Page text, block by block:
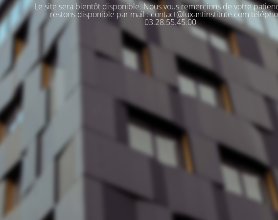
Le site sera bientôt disponible. Nous vous remercions de votre
restons disponible par mail : contact@luxantinstitute.com
03.28.55.45.00